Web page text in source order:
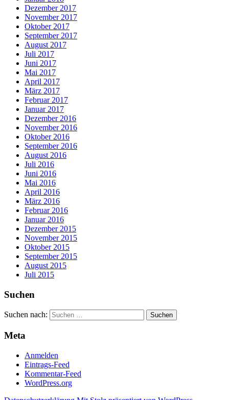
Dezember 2017
November 2017
Oktober 2017
September 2017
August 2017
Juli 2017
Juni 2017
Mai 2017
April 2017
März 2017
Februar 2017
Januar 2017
Dezember 2016
November 2016
Oktober 2016
September 2016
August 2016
Juli 2016
Juni 2016
Mai 2016
April 2016
März 2016
Februar 2016
Januar 2016
Dezember 2015
November 2015
Oktober 2015
September 2015
August 2015
Juli 2015
Suchen
Suchen nach:
Meta
Anmelden
Eintrags-Feed
Kommentar-Feed
WordPress.org